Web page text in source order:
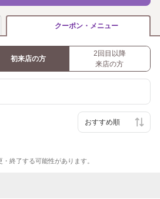
クーポン・メニュー
初来店の方
2回目以降
来店の方
終了する可能性があります。